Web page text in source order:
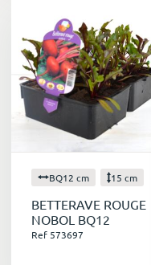
BQ12 cm 15 cm
BETTERAVE ROUGE
NOBOL BQ12
Ref 573697